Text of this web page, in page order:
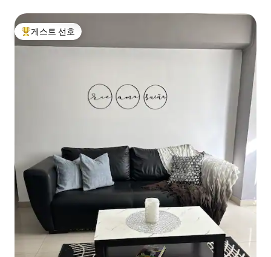
상위 게스트 선호
게스트 선호